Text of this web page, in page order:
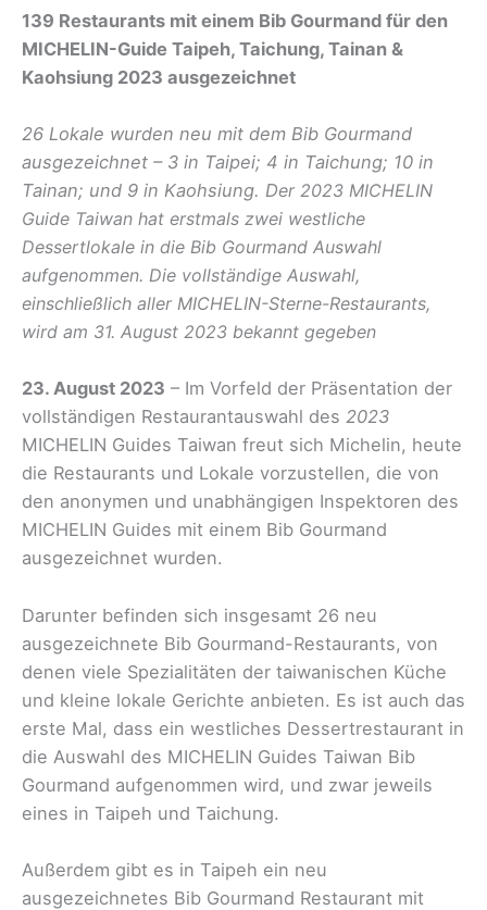
139 Restaurants mit einem Bib Gourmand für den
MICHELIN-Guide Taipeh, Taichung, Tainan &
Kaohsiung 2023 ausgezeichnet
26 Lokale wurden neu mit dem Bib Gourmand
ausgezeichnet – 3 in Taipei; 4 in Taichung; 10 in
Tainan; und 9 in Kaohsiung. Der 2023 MICHELIN
Guide Taiwan hat erstmals zwei westliche
Dessertlokale in die Bib Gourmand Auswahl
aufgenommen. Die vollständige Auswahl,
einschließlich aller MICHELIN-Sterne-Restaurants,
wird am 31. August 2023 bekannt gegeben
23. August 2023 – Im Vorfeld der Präsentation der
vollständigen Restaurantauswahl des 2023
MICHELIN Guides Taiwan freut sich Michelin, heute
die Restaurants und Lokale vorzustellen, die von
den anonymen und unabhängigen Inspektoren des
MICHELIN Guides mit einem Bib Gourmand
ausgezeichnet wurden.
Darunter befinden sich insgesamt 26 neu
ausgezeichnete Bib Gourmand-Restaurants, von
denen viele Spezialitäten der taiwanischen Küche
und kleine lokale Gerichte anbieten. Es ist auch das
erste Mal, dass ein westliches Dessertrestaurant in
die Auswahl des MICHELIN Guides Taiwan Bib
Gourmand aufgenommen wird, und zwar jeweils
eines in Taipeh und Taichung.
Außerdem gibt es in Taipeh ein neu
ausgezeichnetes Bib Gourmand Restaurant mit